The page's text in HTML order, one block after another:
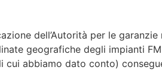
dell’Autorità per le
geografiche degli impianti
cui abbiamo dato conto)